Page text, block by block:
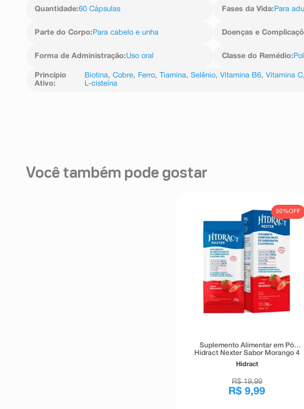
Quantidade:60 Cápsulas Fases da Vida: Para
Parte do Corpo: Para cabelo e unha Doenças e
Forma de Administração:Uso oral Classe do Remédio:
Princípio
Ativo:
Biotina,Cobre, Ferro, Tiamina,Selênio,Vitamina B6,Vitamina C
L-cisteína
Você também pode gostar
50%OFF
Suplemento Alimentar em Pó
Hidract Nexter Sabor Morango 4
Sachês 26g
Hidract
R$ 19,99
R$ 9,99